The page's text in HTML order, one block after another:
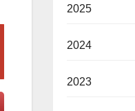
2025
2024
2023